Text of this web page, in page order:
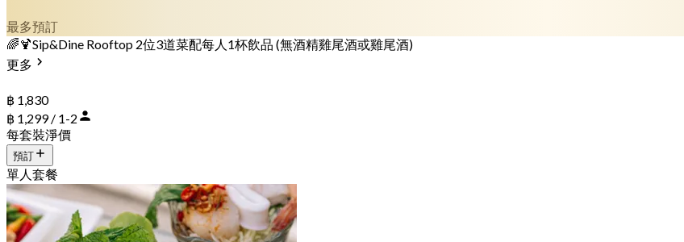
最多預訂
🌈🍹Sip&Dine Rooftop 2位3道菜配每人1杯飲品 (無酒精雞尾酒或雞尾酒)
更多
฿ 1,830
฿ 1,299 / 1-2
每套裝淨價
預訂
單人套餐